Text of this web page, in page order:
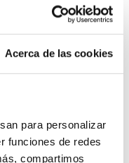
Acerca de las cookies
para personalizar
funciones de redes
compartimos